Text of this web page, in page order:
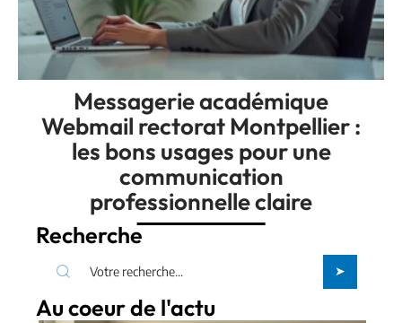
Messagerie académique
Webmail rectorat Montpellier :
les bons usages pour une
communication
professionnelle claire
Recherche
Au coeur de l'actu